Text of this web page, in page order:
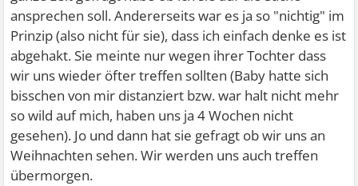
ansprechen soll. Andererseits war es ja so "nichtig" im
Prinzip (also nicht für sie), dass ich einfach denke es ist
abgehakt. Sie meinte nur wegen ihrer Tochter dass
wir uns wieder öfter treffen sollten (Baby hatte sich
bisschen von mir distanziert bzw. war halt nicht mehr
so wild auf mich, haben uns ja 4 Wochen nicht
gesehen). Jo und dann hat sie gefragt ob wir uns an
Weihnachten sehen. Wir werden uns auch treffen
übermorgen.